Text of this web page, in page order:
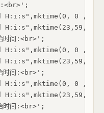
H:i:s",mktime(0, 0 ,
间:<br>';
H:i:s",mktime(0, 0 ,
间:<br>';
H:i:s",mktime(0, 0 ,
间:<br>';